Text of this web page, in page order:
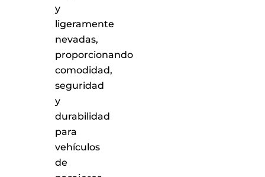
y
ligeramente
nevadas,
proporcionando
comodidad,
seguridad
y
durabilidad
para
vehículos
de